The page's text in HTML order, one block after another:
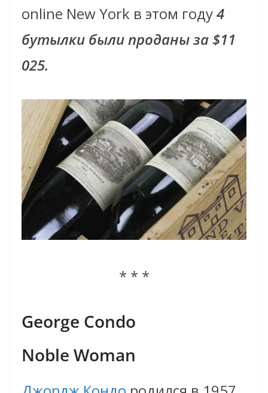
online New York в этом году4
бутылки были проданыза$11
025.
* * *
George Condo
Noble Woman